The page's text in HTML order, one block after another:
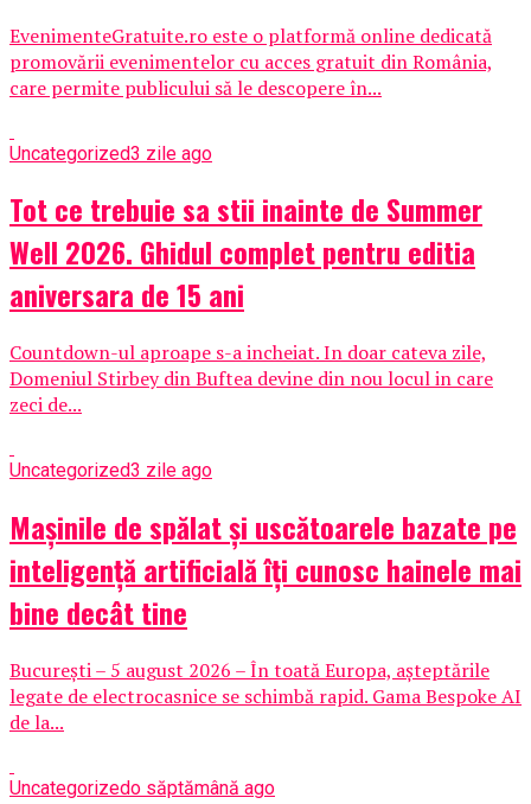
EvenimenteGratuite.ro este o platformă online dedicată
promovării evenimentelor cu acces gratuit din România,
care permite publicului să le descopere în...
Uncategorized3 zile ago
Tot ce trebuie sa stii inainte de Summer
Well 2026. Ghidul complet pentru editia
aniversara de 15 ani
Countdown-ul aproape s-a incheiat. In doar cateva zile,
Domeniul Stirbey din Buftea devine din nou locul in care
zeci de...
Uncategorized3 zile ago
Mașinile de spălat și uscătoarele bazate pe
inteligență artificială îți cunosc hainele mai
bine decât tine
București – 5 august 2026 – În toată Europa, așteptările
legate de electrocasnice se schimbă rapid. Gama Bespoke AI
de la...
Uncategorizedo săptămână ago